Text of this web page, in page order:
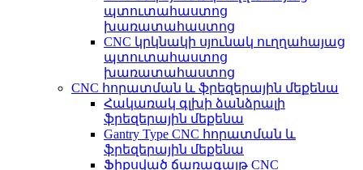
պտուտահաստոց
խառատահաստոց
CNC կրկնակի սյունակ ուղղահայաց
պտուտահաստոց
խառատահաստոց
CNC հորատման և ֆրեզերային մեքենա
Հակառակ գլխի ձանձրալի
ֆրեզերային մեքենա
Gantry Type CNC հորատման և
ֆրեզերային մեքենա
Ֆիքսված ճառագայթ CNC